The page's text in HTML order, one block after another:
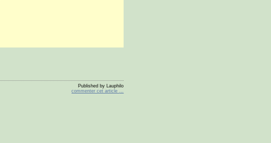
Published by Lauphilo
commenter cet article …